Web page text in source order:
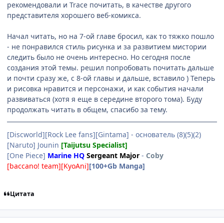
рекомендовали и Trace почитать, в качестве другого
представителя хорошего веб-комикса.
Начал читать, но на 7-ой главе бросил, как то тяжко пошло
- не понравился стиль рисунка и за развитием мистории
следить было не очень интересно. Но сегодня после
создания этой темы. решил попробовать почитать дальше
и почти сразу же, с 8-ой главы и дальше, вставило ) Теперь
и рисовка нравится и персонажи, и как события начали
развиваться (хотя я еще в середине второго тома). Буду
продолжать читать в общем, спасибо за тему.
[Discworld][Rock Lee fans][Gintama] - основатель (8)(5)(2)
[Naruto] Jounin [Taijutsu Specialist]
[One Piece] Marine HQ Sergeant Major - Coby
[baccano! team][KyoAni][100+Gb Manga]
Цитата